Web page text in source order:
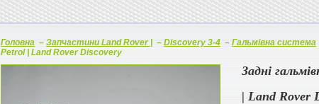
Головна – Запчастини Land Rover | – Discovery 3-4 – Гальмівна система
Petrol | Land Rover Discovery
Задні
| Land Rover